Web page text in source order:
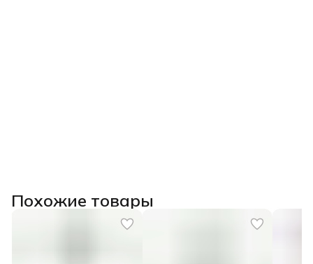
Похожие товары